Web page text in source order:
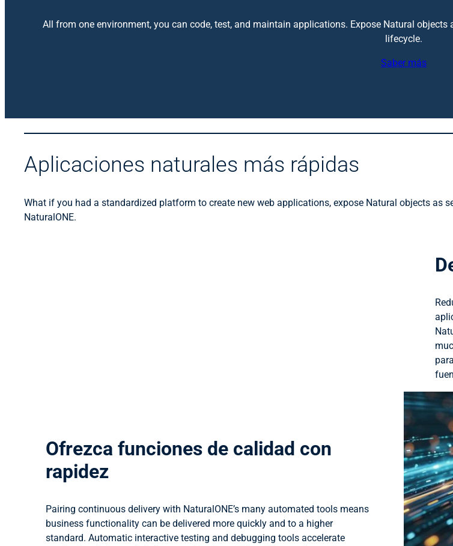
All from one environment, you can code, test, and maintain applications. Expose Natural
lifecycle.
Saber más
Aplicaciones naturales más rápidas
What if you had a standardized platform to create new web applications, expose Natural objects as
NaturalONE.
Ofrezca funciones de calidad con
rapidez
Pairing continuous delivery with NaturalONE’s many automated tools means
business functionality can be delivered more quickly and to a higher
standard. Automatic interactive testing and debugging tools accelerate